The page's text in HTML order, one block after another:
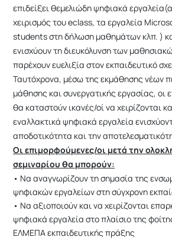
επιδείξει θεμελιώδη ψηφιακά
χειρισμός του eclass, τα εργαλεία
students στη δήλωση μαθημάτων κλπ. )
ενισχύουν τη διευκόλυνση των
παρέχουν ευελιξία στον εκπαιδευτικό
Ταυτόχρονα, μέσω της εκμάθησης νέων
μάθησης και συνεργατικής εργασίας, οι
θα καταστούν ικανές/οί να χειρίζονται
εναλλακτικά ψηφιακά εργαλεία
αποδοτικότητα και την
Οι επιμορφούμενες/οι μετά την
σεμιναρίου θα μπορούν:
• Να αναγνωρίζουν τη σημασία της
ψηφιακών εργαλείων στη σύγχρονη
• Να αξιοποιούν και να χειρίζονται
ψηφιακά εργαλεία στο πλαίσιο της
ΕΛΜΕΠΑ εκπαιδευτικής πράξης